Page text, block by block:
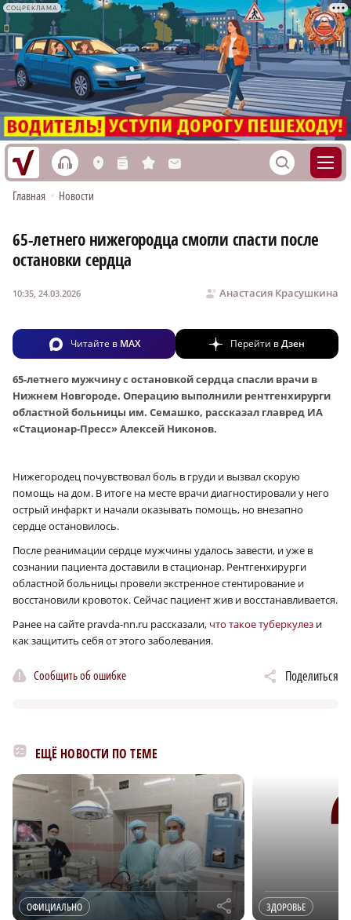
СОЦРЕКЛАМА
h L n s M S
Главная • Новости
65-летнего нижегородца смогли спасти после
остановки сердца
Анастасия Красушкина
10:35, 24.03.2026
Читайте в MAX Перейти вДзен
65-летнего мужчину с остановкой сердца спасли врачи в
Нижнем Новгороде. Операцию выполнили рентгенхирурги
областной больницы им. Семашко, рассказал главред ИА
«Стационар-Пресс» Алексей Никонов.
Нижегородец почувствовал боль в груди и вызвал скорую
помощь на дом. В итоге на месте врачи диагностировали у него
острый инфаркт и начали оказывать помощь, но внезапно
сердце остановилось.
После реанимации сердце мужчины удалось завести, и уже в
сознании пациента доставили в стационар. Рентгенхирурги
областной больницы провели экстренное стентирование и
восстановили кровоток. Сейчас пациент жив и восстанавливается.
Ранее на сайте pravda-nn.ru рассказали, что такое туберкулез и
как защитить себя от этого заболевания.
Сообщить об ошибке Поделиться
ЕЩЁ НОВОСТИ ПО ТЕМЕ
ОФИЦИАЛЬНО r ЗДОРОВЬЕ